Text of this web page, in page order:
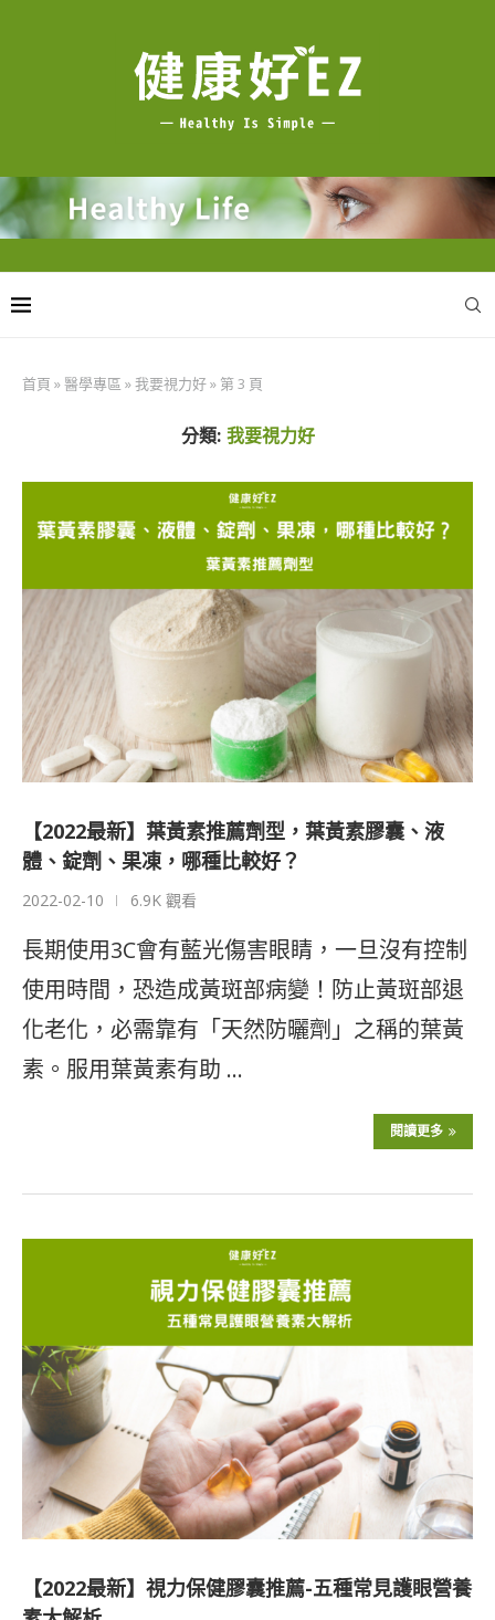
首頁 »醫學專區 »我要視力好» 第 3 頁
分類: 我要視力好
【2022最新】葉黃素推薦劑型，葉黃素膠囊、液
體、錠劑、果凍，哪種比較好？
2022-02-10 6.9K 觀看
長期使用3C會有藍光傷害眼睛，一旦沒有控制
使用時間，恐造成黃斑部病變！防止黃斑部退
化老化，必需靠有「天然防曬劑」之稱的葉黃
素。服用葉黃素有助 …
閱讀更多
【2022最新】視力保健膠囊推薦-五種常見護眼營養